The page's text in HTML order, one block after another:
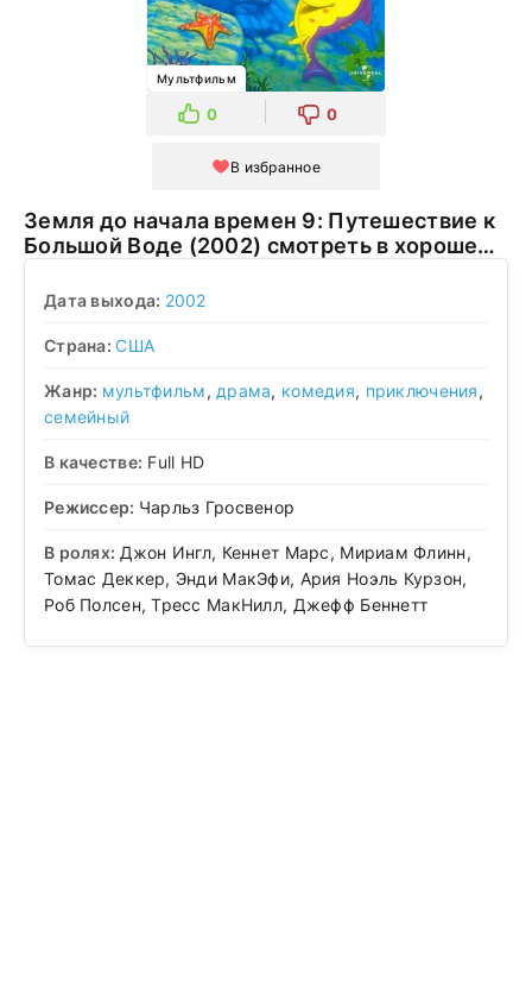
Мультфильм
0 0
В избранное
Земля до начала времен 9: Путешествие к
Большой Воде (2002) смотреть в хорошем
Дата выхода: 2002
Страна:США
Жанр: мультфильм, драма, комедия, приключения,
семейный
В качестве: Full HD
Режиссер: Чарльз Гросвенор
В ролях: Джон Ингл, Кеннет Марс, Мириам Флинн,
Томас Деккер, Энди МакЭфи, Ария Ноэль Курзон,
Роб Полсен, Тресс МакНилл, Джефф Беннетт